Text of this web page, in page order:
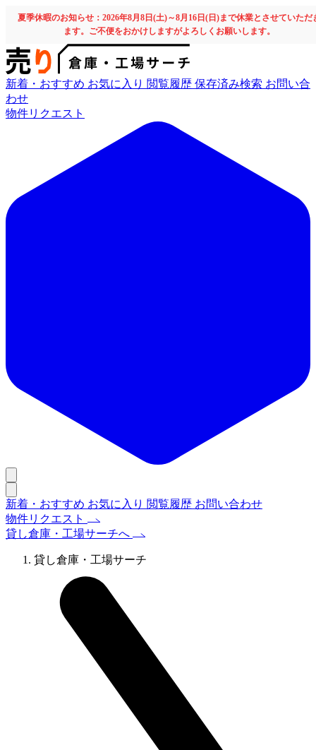
夏季休暇のお知らせ：2026年8月8日(土)～8月16日(日)まで休業とさせていただ
ます。ご不便をおかけしますがよろしくお願いします。
新着・おすすめ お気に入り 閲覧履歴 保存済み検索 お問い合
わせ
物件リクエスト
新着・おすすめ お気に入り 閲覧履歴 お問い合わせ
物件リクエスト
貸し倉庫・工場サーチへ
貸し倉庫・工場サーチ